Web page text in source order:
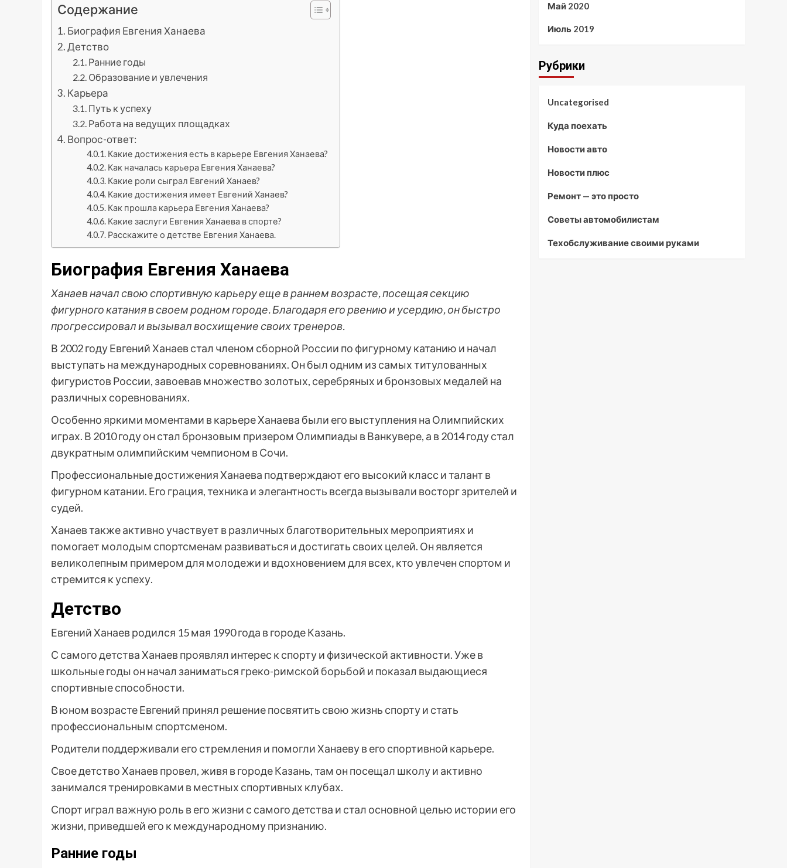
Содержание
Биография Евгения Ханаева
Детство
Ранние годы
Образование и увлечения
Карьера
Путь к успеху
Работа на ведущих площадках
Вопрос-ответ:
Какие достижения есть в карьере Евгения Ханаева?
Как началась карьера Евгения Ханаева?
Какие роли сыграл Евгений Ханаев?
Какие достижения имеет Евгений Ханаев?
Как прошла карьера Евгения Ханаева?
Какие заслуги Евгения Ханаева в спорте?
Расскажите о детстве Евгения Ханаева.
Биография Евгения Ханаева
Ханаев начал свою спортивную карьеру еще в раннем возрасте, посещая секцию
фигурного катания в своем родном городе. Благодаря его рвению и усердию, он быстро
прогрессировал и вызывал восхищение своих тренеров.
В 2002 году Евгений Ханаев стал членом сборной России по фигурному катанию и начал
выступать на международных соревнованиях. Он был одним из самых титулованных
фигуристов России, завоевав множество золотых, серебряных и бронзовых медалей на
различных соревнованиях.
Особенно яркими моментами в карьере Ханаева были его выступления на Олимпийских
играх. В 2010 году он стал бронзовым призером Олимпиады в Ванкувере, а в 2014 году стал
двукратным олимпийским чемпионом в Сочи.
Профессиональные достижения Ханаева подтверждают его высокий класс и талант в
фигурном катании. Его грация, техника и элегантность всегда вызывали восторг зрителей и
судей.
Ханаев также активно участвует в различных благотворительных мероприятиях и
помогает молодым спортсменам развиваться и достигать своих целей. Он является
великолепным примером для молодежи и вдохновением для всех, кто увлечен спортом и
стремится к успеху.
Детство
Евгений Ханаев родился 15 мая 1990 года в городе Казань.
С самого детства Ханаев проявлял интерес к спорту и физической активности. Уже в
школьные годы он начал заниматься греко-римской борьбой и показал выдающиеся
спортивные способности.
В юном возрасте Евгений принял решение посвятить свою жизнь спорту и стать
профессиональным спортсменом.
Родители поддерживали его стремления и помогли Ханаеву в его спортивной карьере.
Свое детство Ханаев провел, живя в городе Казань, там он посещал школу и активно
занимался тренировками в местных спортивных клубах.
Спорт играл важную роль в его жизни с самого детства и стал основной целью истории его
жизни, приведшей его к международному признанию.
Ранние годы
Май 2020
Июль 2019
Рубрики
Uncategorised
Куда поехать
Новости авто
Новости плюс
Ремонт — это просто
Советы автомобилистам
Техобслуживание своими руками